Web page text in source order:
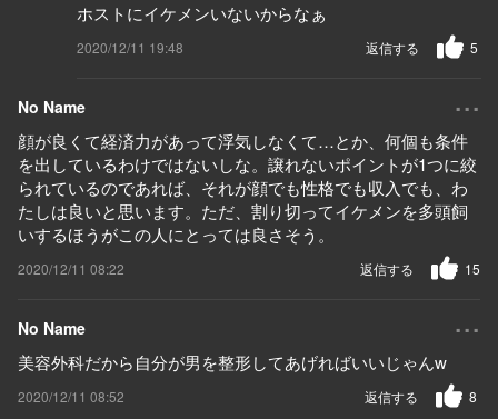
ホストにイケメンいないからなぁ
2020/12/11 19:48 5
返信する
No Name ...
顔が良くて経済力があって浮気しなくて…とか、何個も条件
を出しているわけではないしな。譲れないポイントが1つに絞
られているのであれば、それが顔でも性格でも収入でも、わ
たしは良いと思います。ただ、割り切ってイケメンを多頭飼
いするほうがこの人にとっては良さそう。
2020/12/11 08:22 15
返信する
No Name ...
美容外科だから自分が男を整形してあげればいいじゃんw
2020/12/11 08:52 8
返信する